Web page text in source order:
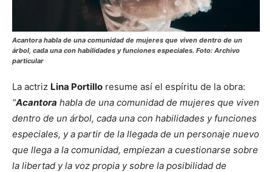
Acantora habla de una comunidad de mujeres que viven dentro de un
árbol, cada una con habilidades y funciones especiales. Foto: Archivo
particular
La actriz Lina Portillo resume así el espíritu de la obra:
“Acantora habla de una comunidad de mujeres que viven
dentro de un árbol, cada una con habilidades y funciones
especiales, y a partir de la llegada de un personaje nuevo
que llega a la comunidad, empiezan a cuestionarse sobre
la libertad y la voz propia y sobre la posibilidad de